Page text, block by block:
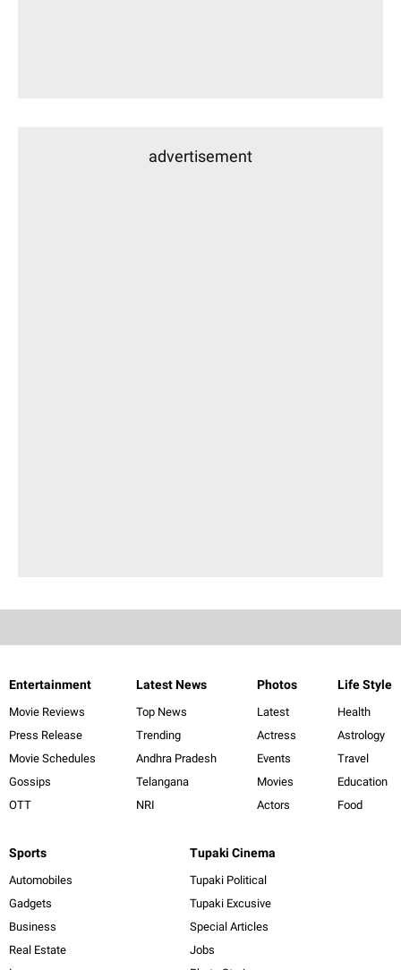
advertisement
Entertainment
Movie Reviews
Press Release
Movie Schedules
Gossips
OTT
Latest News
Top News
Trending
Andhra Pradesh
Telangana
NRI
Photos
Latest
Actress
Events
Movies
Actors
Life Style
Health
Astrology
Travel
Education
Food
Sports
Automobiles
Gadgets
Business
Real Estate
Tupaki Cinema
Tupaki Political
Tupaki Excusive
Special Articles
Jobs